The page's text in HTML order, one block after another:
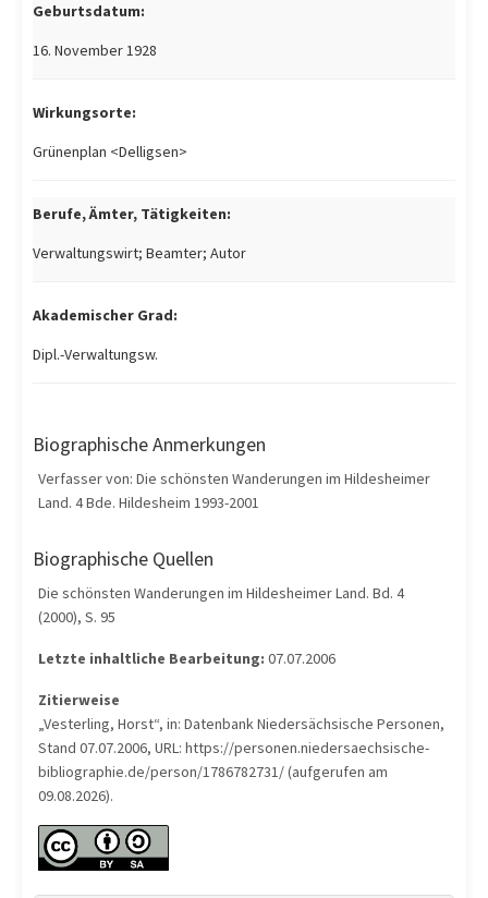
Geburtsdatum:
16. November 1928
Wirkungsorte:
Grünenplan <Delligsen>
Berufe, Ämter, Tätigkeiten:
Verwaltungswirt; Beamter; Autor
Akademischer Grad:
Dipl.-Verwaltungsw.
Biographische Anmerkungen
Verfasser von: Die schönsten Wanderungen im Hildesheimer
Land. 4 Bde. Hildesheim 1993-2001
Biographische Quellen
Die schönsten Wanderungen im Hildesheimer Land. Bd. 4
(2000), S. 95
Letzte inhaltliche Bearbeitung: 07.07.2006
Zitierweise
„Vesterling, Horst“, in: Datenbank Niedersächsische Personen,
Stand 07.07.2006, URL: https://personen.niedersaechsische-
bibliographie.de/person/1786782731/ (aufgerufen am
09.08.2026).